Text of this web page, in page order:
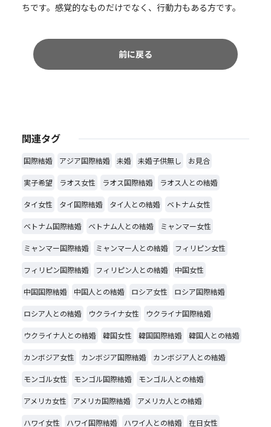
ちです。感覚的なものだけでなく、行動力もある方です。
前に戻る
関連タグ
国際結婚 アジア国際結婚 未婚 未婚子供無し お見合
実子希望 ラオス女性 ラオス国際結婚 ラオス人との結婚
タイ女性 タイ国際結婚 タイ人との結婚 ベトナム女性
ベトナム国際結婚 ベトナム人との結婚 ミャンマー女性
ミャンマー国際結婚 ミャンマー人との結婚 フィリピン女性
フィリピン国際結婚 フィリピン人との結婚 中国女性
中国国際結婚 中国人との結婚 ロシア女性 ロシア国際結婚
ロシア人との結婚 ウクライナ女性 ウクライナ国際結婚
ウクライナ人との結婚 韓国女性 韓国国際結婚 韓国人との結婚
カンボジア女性 カンボジア国際結婚 カンボジア人との結婚
モンゴル女性 モンゴル国際結婚 モンゴル人との結婚
アメリカ女性 アメリカ国際結婚 アメリカ人との結婚
ハワイ女性 ハワイ国際結婚 ハワイ人との結婚 在日女性